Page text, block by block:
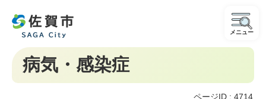
メニュー
病気・感染症
ページID : 4714